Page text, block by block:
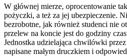
W głównej mierze, oprocentowanie
pożyczki, a też za jej ubezpieczenie.
bezrobotne, jak również studenci nie
przelew na koncie jest do godziny
Jednostka udzielająca chwilówki
napisane małym druczkiem i